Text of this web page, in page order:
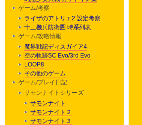
ゲーム/考察
ライザのアトリエ2 設定考察
十三機兵防衛圏 時系列表
ゲーム/攻略情報
魔界戦記ディスガイア4
空の軌跡SC Evo/3rd Evo
LOOP8
その他のゲーム
ゲーム/プレイ日記
サモンナイトシリーズ
サモンナイト
サモンナイト２
サモンナイト３